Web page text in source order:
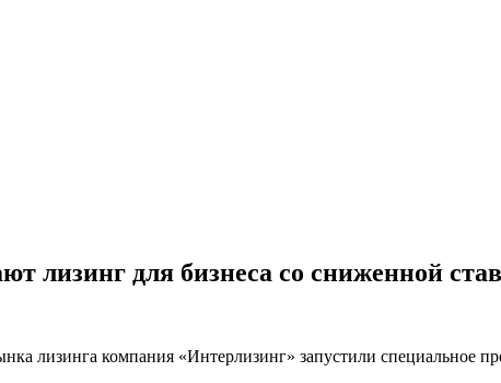
лизинг для бизнеса со сниженной
лизинга компания «Интерлизинг» запустили специальное